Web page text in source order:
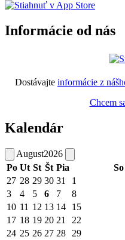
Informácie od nás
Dostávajte informácie z
Chcem
Kalendár
August2026
Po Ut St Št Pia So
27 28 29 30 31 1
3
4 5 6 7 8
10 11 12 13 14 15
17 18 19 20 21 22
24 25 26 27 28 29